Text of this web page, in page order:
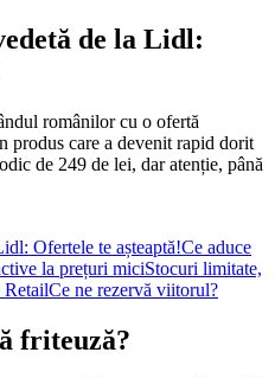
de la Lidl:
românilor cu o ofertă
produs care a devenit rapid dorit
de 249 de lei, dar atenție, până
Ofertele te așteaptă!Ce aduce
la prețuri miciStocuri limitate,
Ce ne rezervă viitorul?
friteuză?